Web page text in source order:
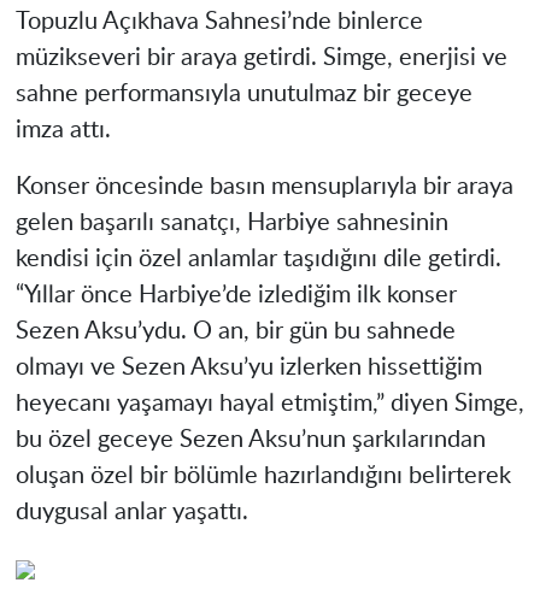
Topuzlu Açıkhava Sahnesi’nde binlerce
müzikseveri bir araya getirdi. Simge, enerjisi ve
sahne performansıyla unutulmaz bir geceye
imza attı.
Konser öncesinde basın mensuplarıyla bir araya
gelen başarılı sanatçı, Harbiye sahnesinin
kendisi için özel anlamlar taşıdığını dile getirdi.
“Yıllar önce Harbiye’de izlediğim ilk konser
Sezen Aksu’ydu. O an, bir gün bu sahnede
olmayı ve Sezen Aksu’yu izlerken hissettiğim
heyecanı yaşamayı hayal etmiştim,” diyen Simge,
bu özel geceye Sezen Aksu’nun şarkılarından
oluşan özel bir bölümle hazırlandığını belirterek
duygusal anlar yaşattı.